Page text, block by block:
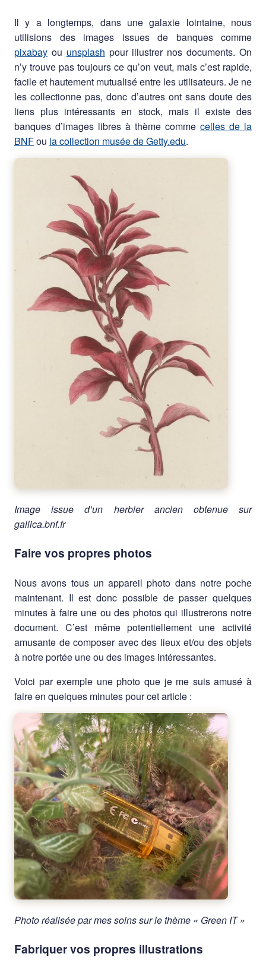
Il y a longtemps, dans une galaxie lointaine, nous
utilisions des images issues de banques comme
pixabay ou unsplash pour illustrer nos documents. On
n’y trouve pas toujours ce qu’on veut, mais c’est rapide,
facile et hautement mutualisé entre les utilisateurs. Je ne
les collectionne pas, donc d’autres ont sans doute des
liens plus intéressants en stock, mais il existe des
banques d’images libres à thème comme celles de la
BNFou la collection musée de Getty.edu.
Image issue d’un herbier ancien obtenue sur
gallica.bnf.fr
Faire vos propres photos
Nous avons tous un appareil photo dans notre poche
maintenant. Il est donc possible de passer quelques
minutes à faire une ou des photos qui illustrerons notre
document. C’est même potentiellement une activité
amusante de composer avec des lieux et/ou des objets
à notre portée une ou des images intéressantes.
Voici par exemple une photo que je me suis amusé à
faire en quelques minutes pour cet article :
Photo réalisée par mes soins sur le thème « Green IT »
Fabriquer vos propres illustrations